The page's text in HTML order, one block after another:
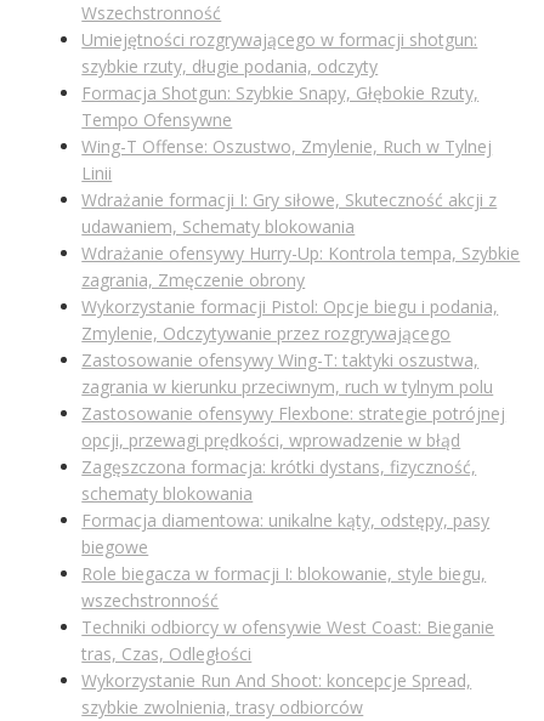
Wszechstronność
Umiejętności rozgrywającego w formacji shotgun:
szybkie rzuty, długie podania, odczyty
Formacja Shotgun: Szybkie Snapy, Głębokie Rzuty,
Tempo Ofensywne
Wing-T Offense: Oszustwo, Zmylenie, Ruch w Tylnej
Linii
Wdrażanie formacji I: Gry siłowe, Skuteczność akcji z
udawaniem, Schematy blokowania
Wdrażanie ofensywy Hurry-Up: Kontrola tempa, Szybkie
zagrania, Zmęczenie obrony
Wykorzystanie formacji Pistol: Opcje biegu i podania,
Zmylenie, Odczytywanie przez rozgrywającego
Zastosowanie ofensywy Wing-T: taktyki oszustwa,
zagrania w kierunku przeciwnym, ruch w tylnym polu
Zastosowanie ofensywy Flexbone: strategie potrójnej
opcji, przewagi prędkości, wprowadzenie w błąd
Zagęszczona formacja: krótki dystans, fizyczność,
schematy blokowania
Formacja diamentowa: unikalne kąty, odstępy, pasy
biegowe
Role biegacza w formacji I: blokowanie, style biegu,
wszechstronność
Techniki odbiorcy w ofensywie West Coast: Bieganie
tras, Czas, Odległości
Wykorzystanie Run And Shoot: koncepcje Spread,
szybkie zwolnienia, trasy odbiorców